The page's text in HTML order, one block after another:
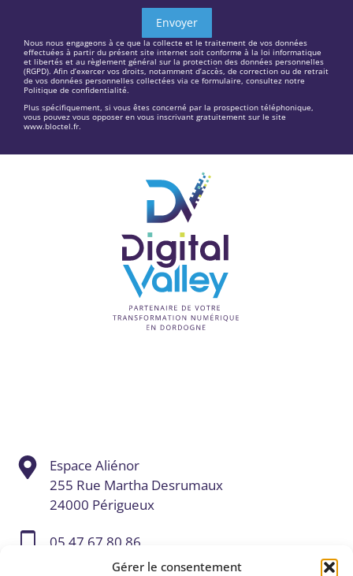
Gérer le consentement
Envoyer
Nous nous engageons à ce que la collecte et le traitement de vos données
effectuées à partir du présent site internet soit conforme à la loi informatique
et libertés et au règlement général sur la protection des données personnelles
(RGPD). Afin d’exercer vos droits, notamment d’accès, de correction ou de retrait
de vos données personnelles collectées via ce formulaire, consultez notre
Politique de confidentialité.
Plus spécifiquement, si vous êtes concerné par la prospection téléphonique,
vous pouvez vous opposer en vous inscrivant gratuitement sur le site
www.bloctel.fr.
Espace Aliénor
255 Rue Martha Desrumaux
24000 Périgueux
05 47 67 80 86